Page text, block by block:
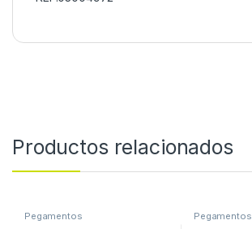
Productos relacionados
Pegamentos Pegamentos